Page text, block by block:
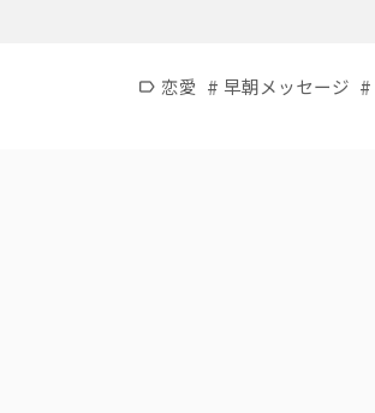
label 恋愛 # 早朝メッセージ #